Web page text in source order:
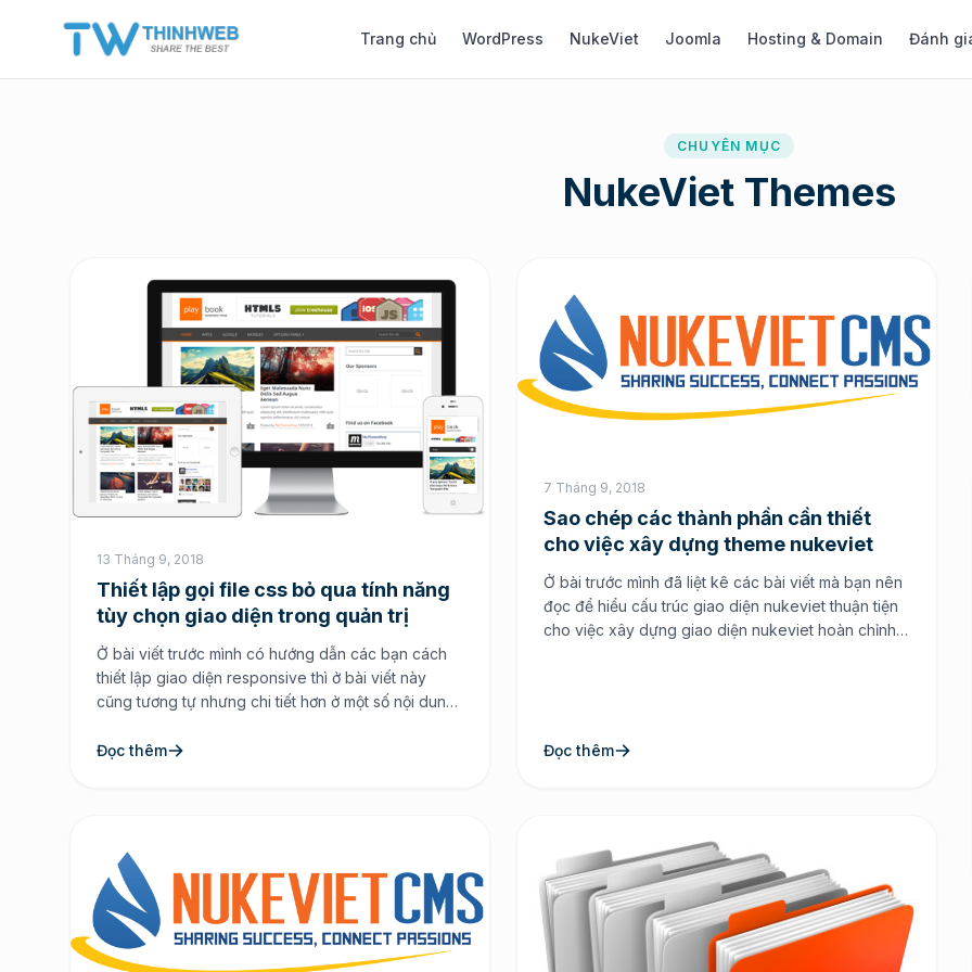
Trang chủ WordPress NukeViet Joomla Hosting & Domain Đánh
CHUYÊN MỤC
NukeViet Themes
13 Tháng 9, 2018
Thiết lập gọi file css bỏ qua tính năng
tùy chọn giao diện trong quản trị
Ở bài viết trước mình có hướng dẫn các bạn cách
thiết lập giao diện responsive thì ở bài viết này
cũng tương tự nhưng chi tiết hơn ở một số nội dung
Hướng dẫn thiết lập giao diện responsive cho
Đọc thêm
7 Tháng 9, 2018
Sao chép các thành phần cần thiết
cho việc xây dựng theme nukeviet
Ở bài trước mình đã liệt kê các bài viết mà bạn nên
đọc để hiểu cấu trúc giao diện nukeviet thuận tiện
cho việc xây dựng giao diện nukeviet hoàn chỉnh
Đọc thêm